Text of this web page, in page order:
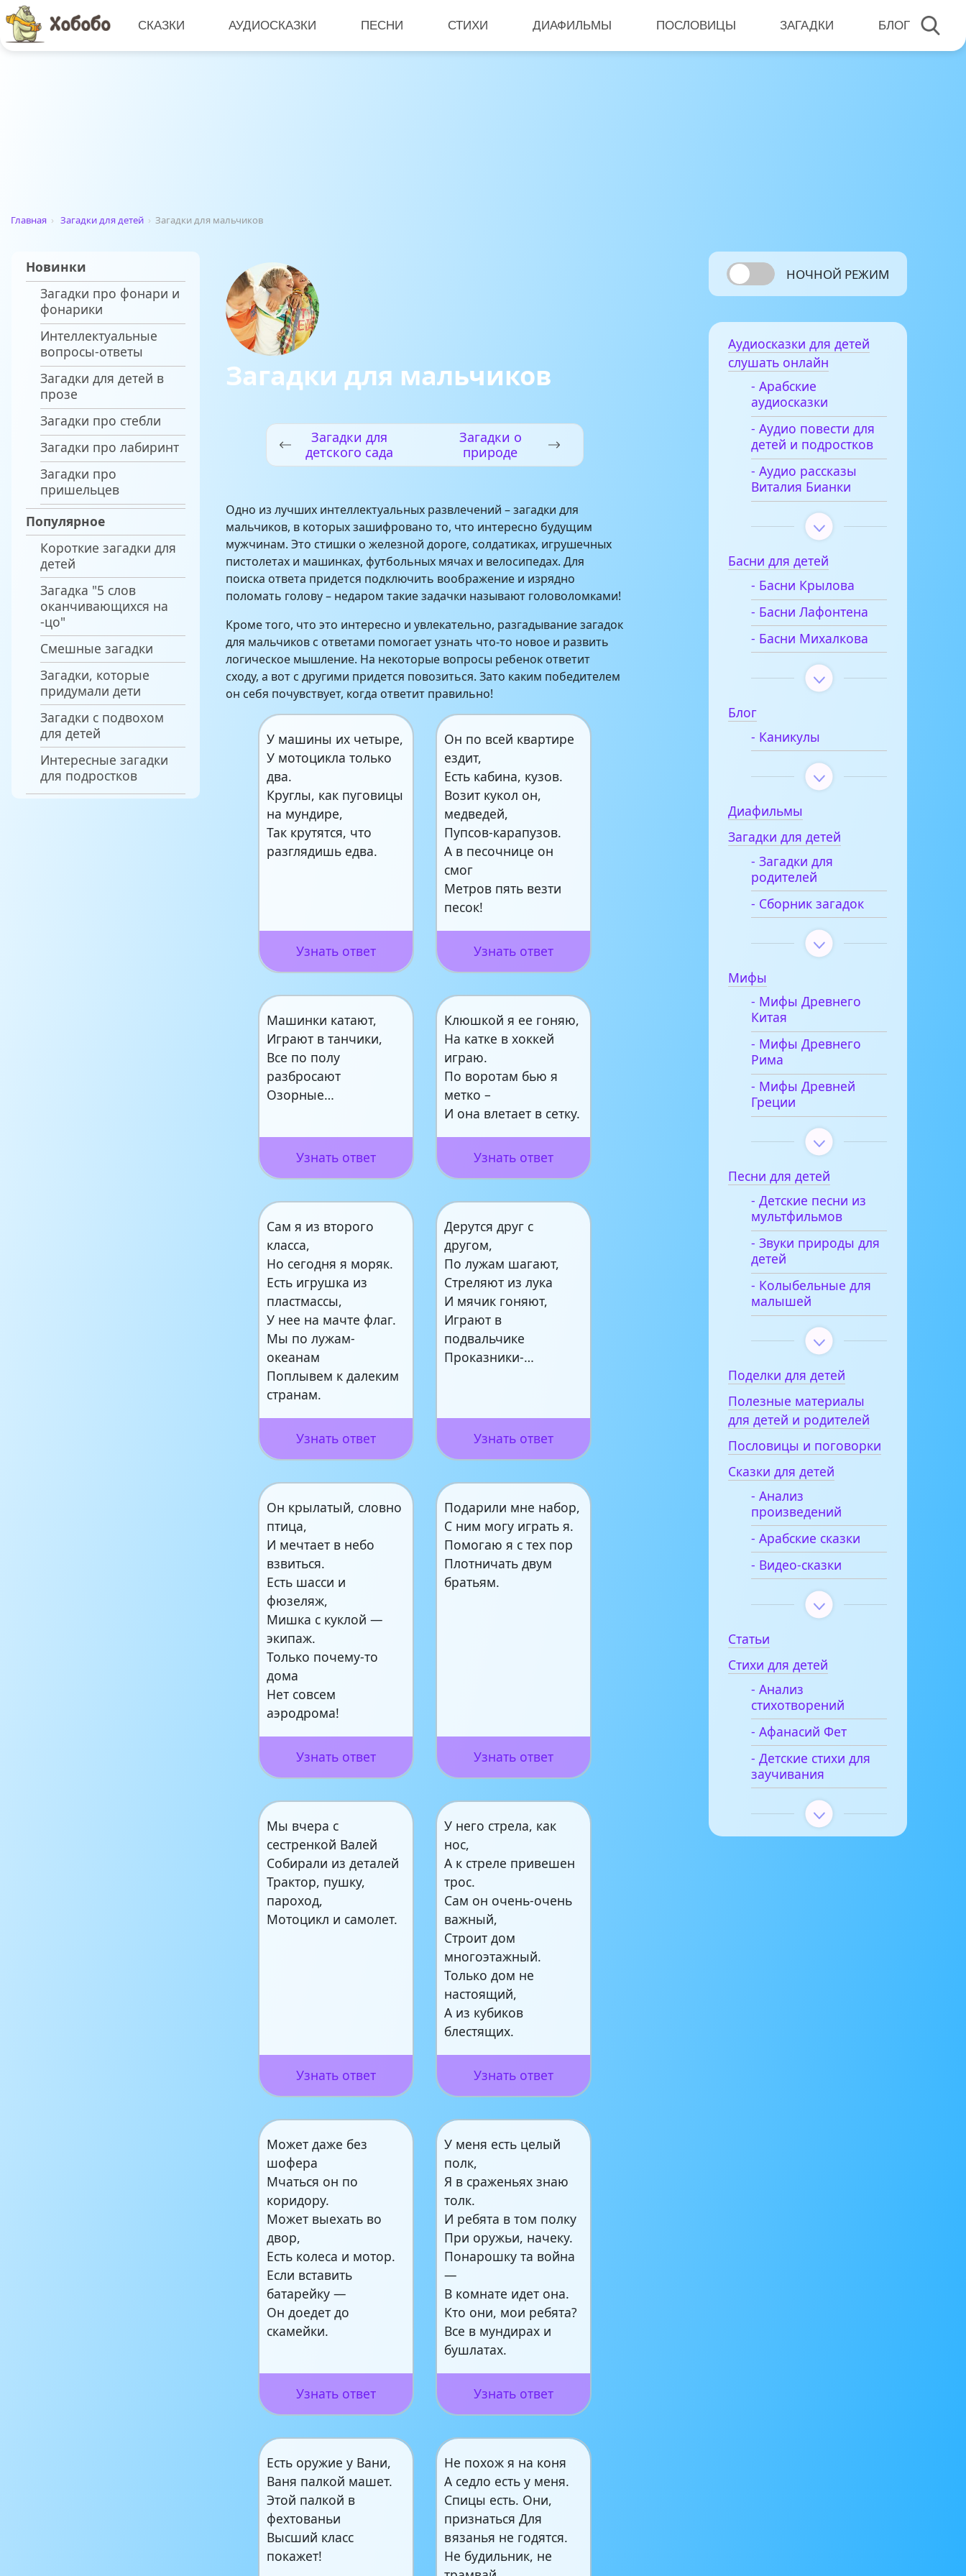
СКАЗКИ АУДИОСКАЗКИ ПЕСНИ СТИХИ ДИАФИЛЬМЫ ПОСЛОВИЦЫ ЗАГАДКИ БЛОГ
Главная › Загадки для детей › Загадки для мальчиков
Новинки
Загадки про фонари и
фонарики
Интеллектуальные
вопросы-ответы
Загадки для детей в
прозе
Загадки про стебли
Загадки про лабиринт
Загадки про
пришельцев
Популярное
Короткие загадки для
детей
Загадка "5 слов
оканчивающихся на
-цо"
Смешные загадки
Загадки, которые
придумали дети
Загадки с подвохом
для детей
Интересные загадки
для подростков
Загадки для мальчиков
Загадки для
детского сада
Загадки о
природе
Одно из лучших интеллектуальных развлечений – загадки для
мальчиков, в которых зашифровано то, что интересно будущим
мужчинам. Это стишки о железной дороге, солдатиках, игрушечных
пистолетах и машинках, футбольных мячах и велосипедах. Для
поиска ответа придется подключить воображение и изрядно
поломать голову – недаром такие задачки называют головоломками!
Кроме того, что это интересно и увлекательно, разгадывание загадок
для мальчиков с ответами помогает узнать что-то новое и развить
логическое мышление. На некоторые вопросы ребенок ответит
сходу, а вот с другими придется повозиться. Зато каким победителем
он себя почувствует, когда ответит правильно!
У машины их четыре,
У мотоцикла только
два.
Круглы, как пуговицы
на мундире,
Так крутятся, что
разглядишь едва.
Узнать ответ
Он по всей квартире
ездит,
Есть кабина, кузов.
Возит кукол он,
медведей,
Пупсов-карапузов.
А в песочнице он
смог
Метров пять везти
песок!
Узнать ответ
Машинки катают,
Играют в танчики,
Все по полу
разбросают
Озорные…
Узнать ответ
Клюшкой я ее гоняю,
На катке в хоккей
играю.
По воротам бью я
метко –
И она влетает в сетку.
Узнать ответ
Сам я из второго
класса,
Но сегодня я моряк.
Есть игрушка из
пластмассы,
У нее на мачте флаг.
Мы по лужам-
океанам
Поплывем к далеким
странам.
Узнать ответ
Дерутся друг с
другом,
По лужам шагают,
Стреляют из лука
И мячик гоняют,
Играют в
подвальчике
Проказники-…
Узнать ответ
Он крылатый, словно
птица,
И мечтает в небо
взвиться.
Есть шасси и
фюзеляж,
Мишка с куклой —
экипаж.
Только почему-то
дома
Нет совсем
аэродрома!
Узнать ответ
Подарили мне набор,
С ним могу играть я.
Помогаю я с тех пор
Плотничать двум
братьям.
Узнать ответ
Мы вчера с
сестренкой Валей
Собирали из деталей
Трактор, пушку,
пароход,
Мотоцикл и самолет.
Узнать ответ
У него стрела, как
нос,
А к стреле привешен
трос.
Сам он очень-очень
важный,
Строит дом
многоэтажный.
Только дом не
настоящий,
А из кубиков
блестящих.
Узнать ответ
Может даже без
шофера
Мчаться он по
коридору.
Может выехать во
двор,
Есть колеса и мотор.
Если вставить
батарейку —
Он доедет до
скамейки.
Узнать ответ
У меня есть целый
полк,
Я в сраженьях знаю
толк.
И ребята в том полку
При оружьи, начеку.
Понарошку та война
—
В комнате идет она.
Кто они, мои ребята?
Все в мундирах и
бушлатах.
Узнать ответ
Есть оружие у Вани,
Ваня палкой машет.
Этой палкой в
фехтованьи
Высший класс
покажет!
Не похож я на коня
А седло есть у меня.
Спицы есть. Они,
признаться Для
вязанья не годятся.
Не будильник, не
НОЧНОЙ РЕЖИМ
Аудиосказки для детей
слушать онлайн
- Арабские
аудиосказки
- Аудио повести для
детей и подростков
- Аудио рассказы
Виталия Бианки
Басни для детей
- Басни Крылова
- Басни Лафонтена
- Басни Михалкова
Блог
- Каникулы
Диафильмы
Загадки для детей
- Загадки для
родителей
- Сборник загадок
Мифы
- Мифы Древнего
Китая
- Мифы Древнего
Рима
- Мифы Древней
Греции
Песни для детей
- Детские песни из
мультфильмов
- Звуки природы для
детей
- Колыбельные для
малышей
Поделки для детей
Полезные материалы
для детей и родителей
Пословицы и поговорки
Сказки для детей
- Анализ
произведений
- Арабские сказки
- Видео-сказки
Статьи
Стихи для детей
- Анализ
стихотворений
- Афанасий Фет
- Детские стихи для
заучивания